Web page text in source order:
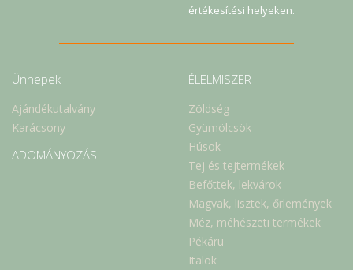
értékesítési helyeken.
Ünnepek
Ajándékutalvány
Karácsony
ADOMÁNYOZÁS
ÉLELMISZER
Zöldség
Gyümölcsök
Húsok
Tej és tejtermékek
Befőttek, lekvárok
Magvak, lisztek, őrlemények
Méz, méhészeti termékek
Pékáru
Italok